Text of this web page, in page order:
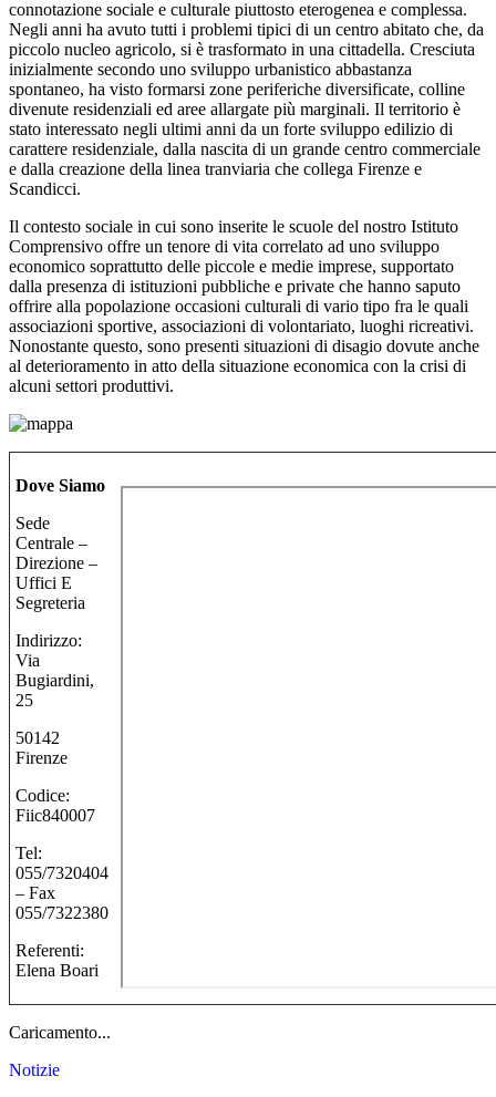
connotazione sociale e culturale piuttosto eterogenea e complessa.
Negli anni ha avuto tutti i problemi tipici di un centro abitato che, da
piccolo nucleo agricolo, si è trasformato in una cittadella. Cresciuta
inizialmente secondo uno sviluppo urbanistico abbastanza
spontaneo, ha visto formarsi zone periferiche diversificate, colline
divenute residenziali ed aree allargate più marginali. Il territorio è
stato interessato negli ultimi anni da un forte sviluppo edilizio di
carattere residenziale, dalla nascita di un grande centro commerciale
e dalla creazione della linea tranviaria che collega Firenze e
Scandicci.
Il contesto sociale in cui sono inserite le scuole del nostro Istituto
Comprensivo offre un tenore di vita correlato ad uno sviluppo
economico soprattutto delle piccole e medie imprese, supportato
dalla presenza di istituzioni pubbliche e private che hanno saputo
offrire alla popolazione occasioni culturali di vario tipo fra le quali
associazioni sportive, associazioni di volontariato, luoghi ricreativi.
Nonostante questo, sono presenti situazioni di disagio dovute anche
al deterioramento in atto della situazione economica con la crisi di
alcuni settori produttivi.
Dove Siamo
Sede
Centrale –
Direzione –
Uffici E
Segreteria
Indirizzo:
Via
Bugiardini,
25
50142
Firenze
Codice:
Fiic840007
Tel:
055/7320404
– Fax
055/7322380
Referenti:
Elena Boari
Caricamento...
Notizie